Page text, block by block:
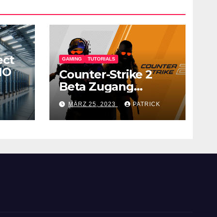
GAMING TUTORIALS
Counter-Strike 2
Beta Zugang
erhalten – Anleitung
für den CS GO
Nachfolger
MÄRZ 25, 2023 PATRICK